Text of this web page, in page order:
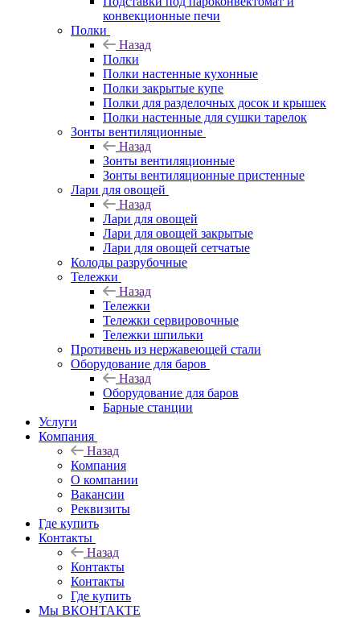
конвекционные печи
Полки
Назад
Полки
Полки настенные кухонные
Полки закрытые купе
Полки для разделочных досок и крышек
Полки настенные для сушки тарелок
Зонты вентиляционные
Назад
Зонты вентиляционные
Зонты вентиляционные пристенные
Лари для овощей
Назад
Лари для овощей
Лари для овощей закрытые
Лари для овощей сетчатые
Колоды разрубочные
Тележки
Назад
Тележки
Тележки сервировочные
Тележки шпильки
Противень из нержавеющей стали
Оборудование для баров
Назад
Оборудование для баров
Барные станции
Услуги
Компания
Назад
Компания
О компании
Вакансии
Реквизиты
Где купить
Контакты
Назад
Контакты
Контакты
Где купить
Мы ВКОНТАКТЕ